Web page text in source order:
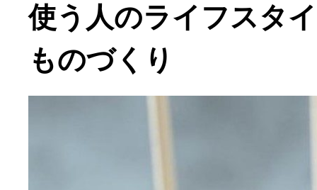
使う人のライフスタ
ものづくり